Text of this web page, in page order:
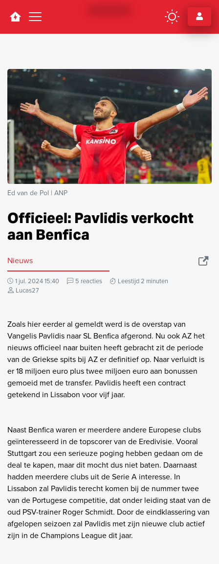
Navigation
Ed van de Pol | ANP
Officieel: Pavlidis verkocht
aan Benfica
Nieuws
1 jul. 2024 15:40 5 reacties
Leestijd 2 minuten
Lucas27
Zoals hier eerder al gemeldt werd is de overstap van
Vangelis Pavlidis naar SL Benfica afgerond. Nu ook AZ het
nieuws officieel naar buiten heeft gebracht zit de periode
van de Griekse spits bij AZ er definitief op. Naar verluidt is
er 18 miljoen euro plus twee miljoen euro aan bonussen
gemoeid met de transfer. Pavlidis heeft een contract
getekend in Lissabon voor vijf jaar.
Naast Benfica waren er meerdere andere Europese clubs
geïnteresseerd in de topscorer van de Eredivisie. Vooral
Stuttgart zou een serieuze poging hebben gedaan om de
deal te kapen, maar dit mocht dus niet baten. Daarnaast
hadden meerdere clubs uit de Serie A interesse. In
Lissabon zal Pavlidis terecht komen bij de nummer twee
van de Portugese competitie, dat onder leiding staat van de
oud PSV-trainer Roger Schmidt. Door de eindklassering van
afgelopen seizoen zal Pavlidis met zijn nieuwe club actief
zijn in de Champions League dit jaar.